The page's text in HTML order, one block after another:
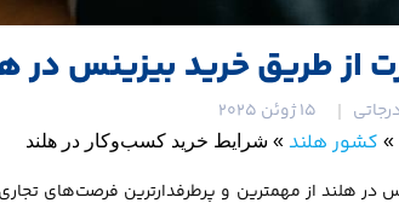
از طریق خرید بیزینس در
15 ژوئن 2025
» کشور هلند » شرایط خرید کسب‌وکار در هلند
در هلند از مهمترین و پرطرفدارترین فرصت‌های